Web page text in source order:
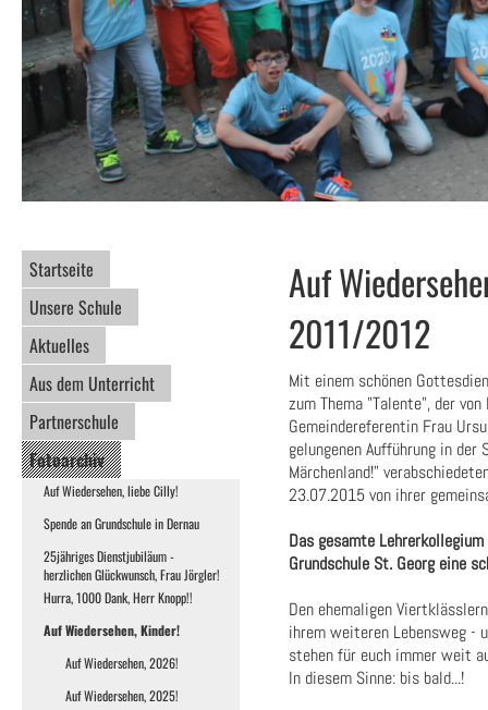
Startseite
Unsere Schule
Aktuelles
Aus dem Unterricht
Partnerschule
Fotoarchiv
Auf Wiedersehen, liebe Cilly!
Spende an Grundschule in Dernau
25jähriges Dienstjubiläum -
herzlichen Glückwunsch, Frau Jörgler!
Hurra, 1000 Dank, Herr Knopp!!
Auf Wiedersehen, Kinder!
Auf Wiedersehen, 2026!
Auf Wiedersehen, 2025!
Auf
2011/2012
Mit einem schönen
zum Thema "Talente", der
Gemeindereferentin Frau
gelungenen Aufführung in
Märchenland!"
23.07.2015 von ihrer
Das gesamte
Grundschule St. Georg eine
Den ehemaligen
ihrem weiteren Lebensweg -
stehen für euch immer weit
In diesem Sinne: bis bald...!